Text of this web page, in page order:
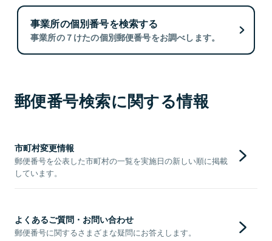
事業所の個別番号を検索する
事業所の７けたの個別郵便番号をお調べします。
郵便番号検索に関する情報
市町村変更情報
郵便番号を公表した市町村の一覧を実施日の新しい順に掲載
しています。
よくあるご質問・お問い合わせ
郵便番号に関するさまざまな疑問にお答えします。